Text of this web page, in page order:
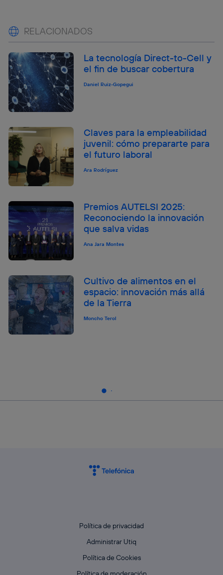
RELACIONADOS
La tecnología Direct-to-Cell y
el fin de buscar cobertura
Daniel Ruiz-Gopegui
Claves para la empleabilidad
juvenil: cómo prepararte para
el futuro laboral
Ara Rodríguez
Premios AUTELSI 2025:
Reconociendo la innovación
que salva vidas
Ana Jara Montes
Cultivo de alimentos en el
espacio: innovación más allá
de la Tierra
Moncho Terol
Política de privacidad
Administrar Utiq
Política de Cookies